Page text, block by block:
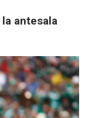
antesala